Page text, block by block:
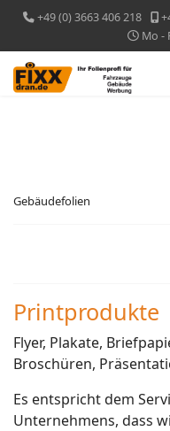
+49 (0) 3663 406 218
Mo -
Gebäudefolien
Printprodukte
Flyer, Plakate,
Broschüren,
Es entspricht dem
Unternehmens, dass